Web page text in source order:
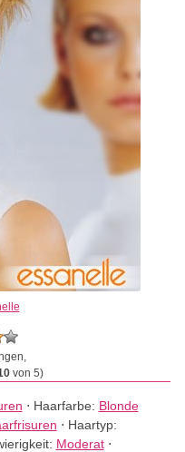
von 5)
⋅ Haarfarbe: Blonde
⋅ Haartyp:
Moderat⋅